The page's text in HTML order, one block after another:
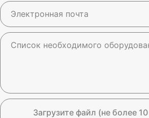
Загрузите файл (не более